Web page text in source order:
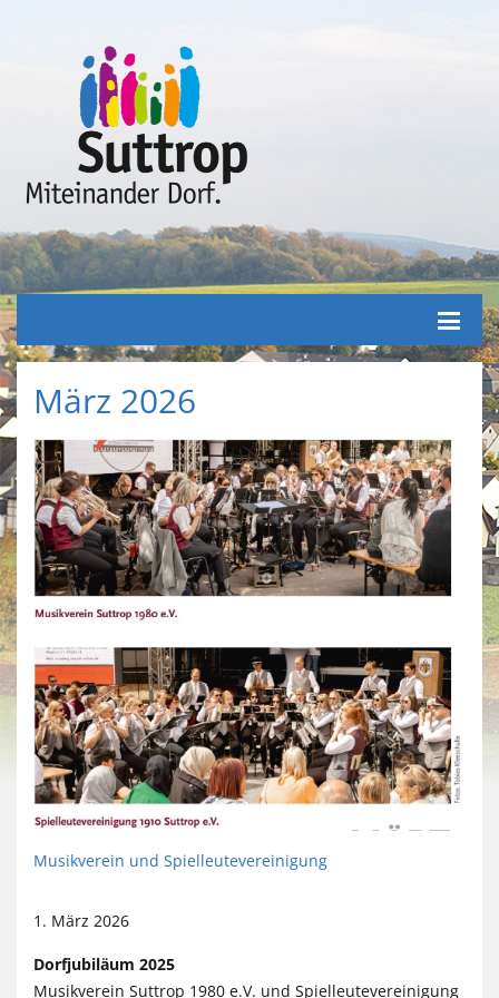
März 2026
Musikverein und Spielleutevereinigung
1. März 2026
Dorfjubiläum 2025
Musikverein Suttrop 1980 e.V. und Spielleutevereinigung